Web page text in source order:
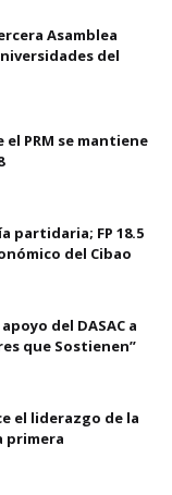
Asamblea
del
PRM se mantiene
partidaria; FP 18.5
del Cibao
del DASAC a
que Sostienen”
el liderazgo de la
primera